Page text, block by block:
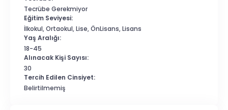
Tecrübe Gerekmiyor
Eğitim Seviyesi:
İlkokul, Ortaokul, Lise, ÖnLisans, Lisans
Yaş Aralığı:
18-45
Alınacak Kişi Sayısı:
30
Tercih Edilen Cinsiyet:
Belirtilmemiş